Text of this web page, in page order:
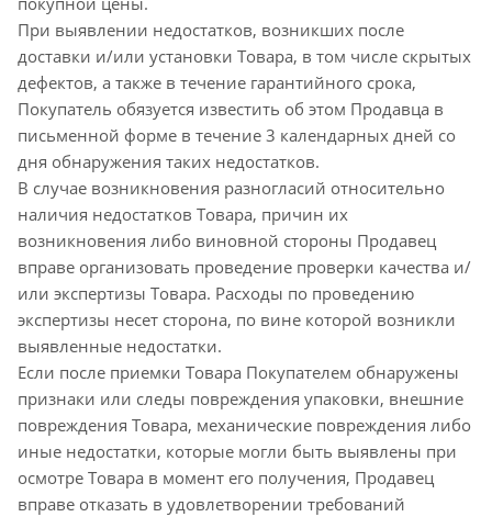
При выявлении недостатков, возникших после
доставки и/или установки Товара, в том числе скрытых
дефектов, а также в течение гарантийного срока,
Покупатель обязуется известить об этом Продавца в
письменной форме в течение 3 календарных дней со
дня обнаружения таких недостатков.
В случае возникновения разногласий относительно
наличия недостатков Товара, причин их
возникновения либо виновной стороны Продавец
вправе организовать проведение проверки качества и/
или экспертизы Товара. Расходы по проведению
экспертизы несет сторона, по вине которой возникли
выявленные недостатки.
Если после приемки Товара Покупателем обнаружены
признаки или следы повреждения упаковки, внешние
повреждения Товара, механические повреждения либо
иные недостатки, которые могли быть выявлены при
осмотре Товара в момент его получения, Продавец
вправе отказать в удовлетворении требований